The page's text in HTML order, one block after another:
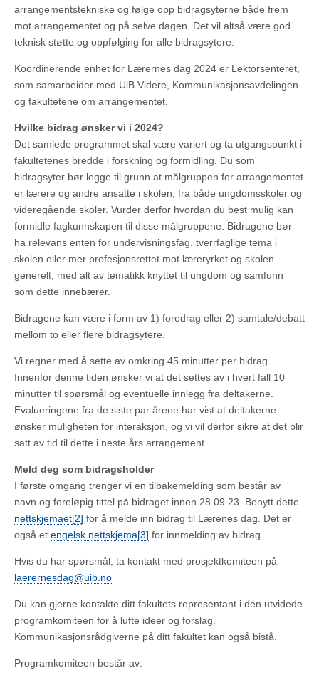
arrangementstekniske og følge opp bidragsyterne både frem
mot arrangementet og på selve dagen. Det vil altså være god
teknisk støtte og oppfølging for alle bidragsytere.
Koordinerende enhet for Lærernes dag 2024 er Lektorsenteret,
som samarbeider med UiB Videre, Kommunikasjonsavdelingen
og fakultetene om arrangementet.
Hvilke bidrag ønsker vi i 2024?
Det samlede programmet skal være variert og ta utgangspunkt i
fakultetenes bredde i forskning og formidling. Du som
bidragsyter bør legge til grunn at målgruppen for arrangementet
er lærere og andre ansatte i skolen, fra både ungdomsskoler og
videregående skoler. Vurder derfor hvordan du best mulig kan
formidle fagkunnskapen til disse målgruppene. Bidragene bør
ha relevans enten for undervisningsfag, tverrfaglige tema i
skolen eller mer profesjonsrettet mot læreryrket og skolen
generelt, med alt av tematikk knyttet til ungdom og samfunn
som dette innebærer.
Bidragene kan være i form av 1) foredrag eller 2) samtale/debatt
mellom to eller flere bidragsytere.
Vi regner med å sette av omkring 45 minutter per bidrag.
Innenfor denne tiden ønsker vi at det settes av i hvert fall 10
minutter til spørsmål og eventuelle innlegg fra deltakerne.
Evalueringene fra de siste par årene har vist at deltakerne
ønsker muligheten for interaksjon, og vi vil derfor sikre at det blir
satt av tid til dette i neste års arrangement.
Meld deg som bidragsholder
I første omgang trenger vi en tilbakemelding som består av
navn og foreløpig tittel på bidraget innen 28.09.23. Benytt dette
nettskjemaet[2] for å melde inn bidrag til Lærenes dag. Det er
også et engelsk nettskjema[3] for innmelding av bidrag.
Hvis du har spørsmål, ta kontakt med prosjektkomiteen på
laerernesdag@uib.no
Du kan gjerne kontakte ditt fakultets representant i den utvidede
programkomiteen for å lufte ideer og forslag.
Kommunikasjonsrådgiverne på ditt fakultet kan også bistå.
Programkomiteen består av: